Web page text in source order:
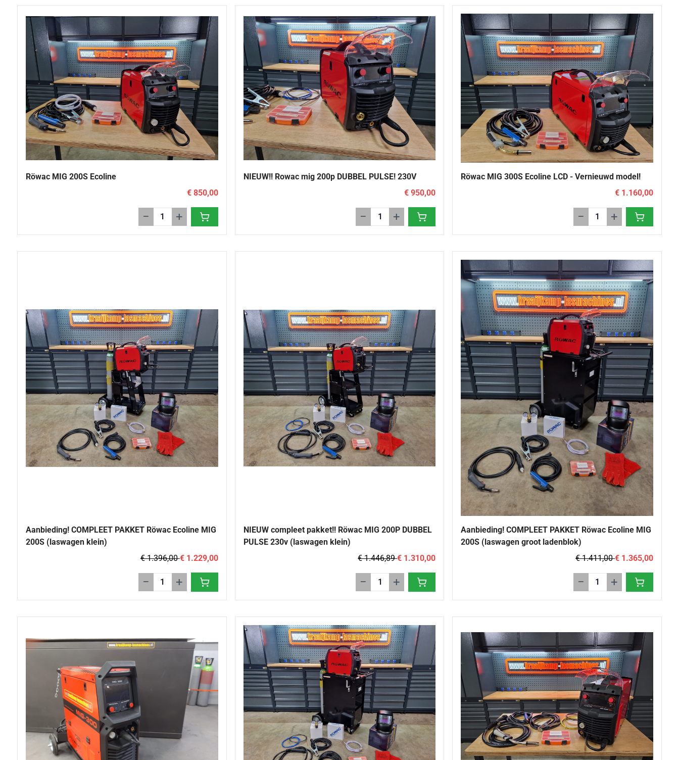
Röwac MIG 200S Ecoline
€ 850,00
− +
NIEUW!! Rowac mig 200p DUBBEL PULSE! 230V
€ 950,00
− +
Röwac MIG 300S Ecoline LCD - Vernieuwd model!
€ 1.160,00
− +
Aanbieding! COMPLEET PAKKET Röwac Ecoline MIG
200S (laswagen klein)
€ 1.396,00€ 1.229,00
− +
NIEUW compleet pakket!! Röwac MIG 200P DUBBEL
PULSE 230v (laswagen klein)
€ 1.446,89€ 1.310,00
− +
Aanbieding! COMPLEET PAKKET Röwac Ecoline MIG
200S (laswagen groot ladenblok)
€ 1.411,00€ 1.365,00
− +